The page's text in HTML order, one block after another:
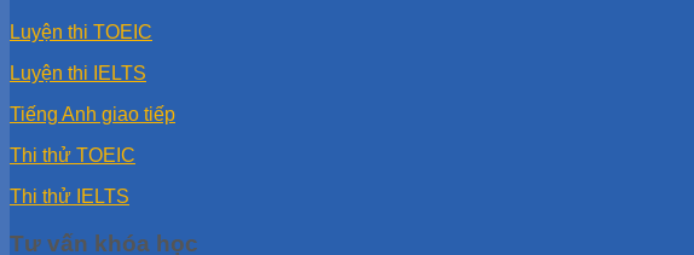
Luyện thi TOEIC
Luyện thi IELTS
Tiếng Anh giao tiếp
Thi thử TOEIC
Thi thử IELTS
Tư vấn khóa học